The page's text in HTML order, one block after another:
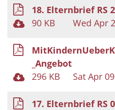
18. Elternbrief RS
90 KB
Wed Apr
_Angebot
296 KB
Sat Apr
17. Elternbrief RS